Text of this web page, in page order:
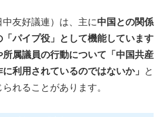
友好議連）は、主に中国との関係
パイプ役」として機能しています
属議員の行動について「中国共産
利用されているのではないか」
と
れることがあります。